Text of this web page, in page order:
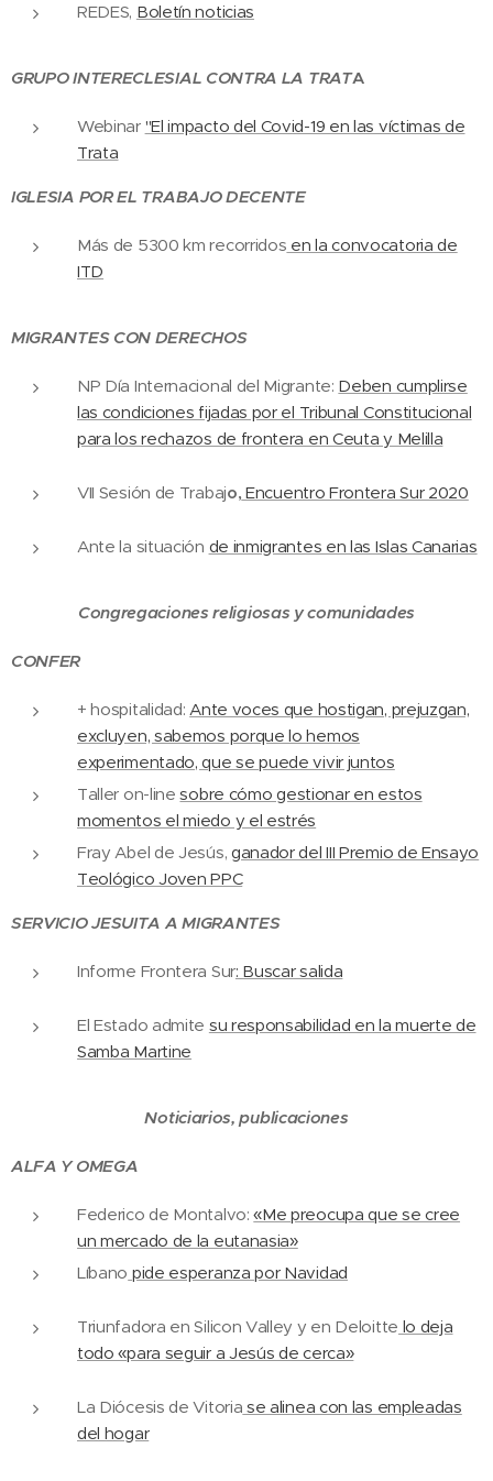
REDES, Boletín noticias
GRUPO INTERECLESIAL CONTRA LA TRATA
Webinar "El impacto del Covid-19 en las víctimas de
Trata
IGLESIA POR EL TRABAJO DECENTE
Más de 5300 km recorridos en la convocatoria de
ITD
MIGRANTES CON DERECHOS
NP Día Internacional del Migrante: Deben cumplirse
las condiciones fijadas por el Tribunal Constitucional
para los rechazos de frontera en Ceuta y Melilla
VII Sesión de Trabajo, Encuentro Frontera Sur 2020
Ante la situación de inmigrantes en las Islas Canarias
Congregaciones religiosas y comunidades
CONFER
+ hospitalidad:Ante voces que hostigan, prejuzgan,
excluyen, sabemos porque lo hemos
experimentado, que se puede vivir juntos
Taller on-linesobre cómo gestionar en estos
momentos el miedo y el estrés
Fray Abel de Jesús, ganador del III Premio de Ensayo
Teológico Joven PPC
SERVICIO JESUITA A MIGRANTES
Informe Frontera Sur: Buscar salida
El Estado admite su responsabilidad en la muerte de
Samba Martine
Noticiarios, publicaciones
ALFA Y OMEGA
Federico de Montalvo:«Me preocupa que se cree
un mercado de la eutanasia»
Líbano pide esperanza por Navidad
Triunfadora en Silicon Valley y en Deloitte lo deja
todo «para seguir a Jesús de cerca»
La Diócesis de Vitoria se alinea con las empleadas
del hogar